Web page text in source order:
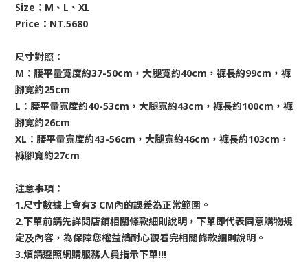
Size：M、L、XL
Price：NT.5680
尺寸對照：
M：腰平量寬度約37-50cm，大腿寬約40cm，褲長約99cm，褲
腳寬約25cm
L：腰平量寬度約40-53cm，大腿寬約43cm，褲長約100cm，褲
腳寬約26cm
XL：腰平量寬度約43-56cm，大腿寬約46cm，褲長約103cm，
褲腳寬約27cm
注意事項：
1.尺寸數據上會有3 CM內的誤差為正常範圍。
2.下單前請先詳閱店鋪相關條款細則說明，下單即代表同意購物規
定及內容，為保障您權益請耐心觀看完相關條款細則說明。
3.煩請遵照網購服務人員指示下單!!!